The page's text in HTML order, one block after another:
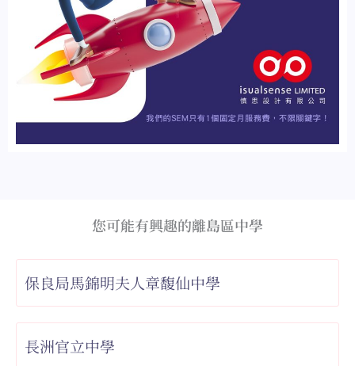
您可能有興趣的離島區中學
保良局馬錦明夫人章馥仙中學
長洲官立中學